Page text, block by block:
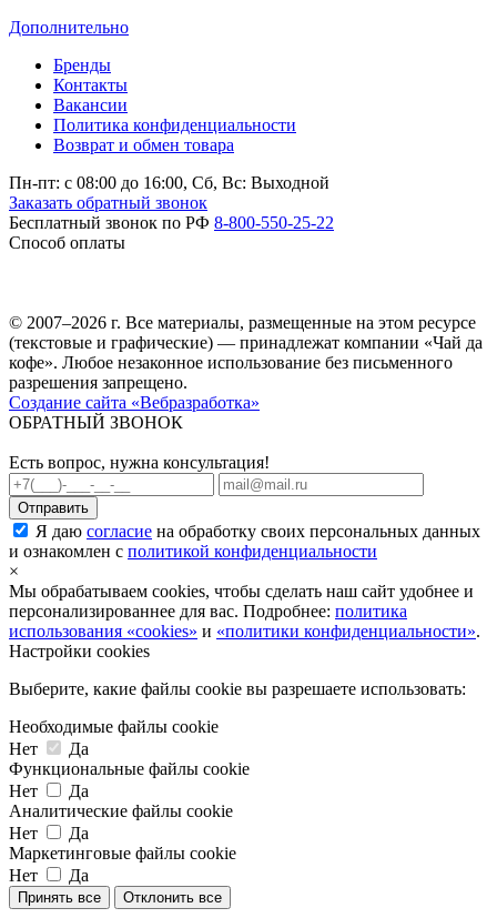
Дополнительно
Бренды
Контакты
Вакансии
Политика конфиденциальности
Возврат и обмен товара
Пн-пт: c 08:00 до 16:00, Сб, Вс: Выходной
Заказать обратный звонок
Бесплатный звонок по РФ 8-800-550-25-22
Способ оплаты
© 2007–2026 г. Все материалы, размещенные на этом ресурсе
(текстовые и графические) — принадлежат компании «Чай да
кофе». Любое незаконное использование без письменного
разрешения запрещено.
Создание сайта «Вебразработка»
ОБРАТНЫЙ ЗВОНОК
Есть вопрос, нужна консультация!
Я даю согласие на обработку своих персональных данных
и ознакомлен с политикой конфиденциальности
×
Мы обрабатываем cookies, чтобы сделать наш сайт удобнее и
персонализированнее для вас. Подробнее: политика
использования «cookies» и «политики конфиденциальности».
Настройки cookies
Выберите, какие файлы cookie вы разрешаете использовать:
Необходимые файлы cookie
Нет
Да
Функциональные файлы cookie
Нет
Да
Аналитические файлы cookie
Нет
Да
Маркетинговые файлы cookie
Нет
Да
Принять все Отклонить все